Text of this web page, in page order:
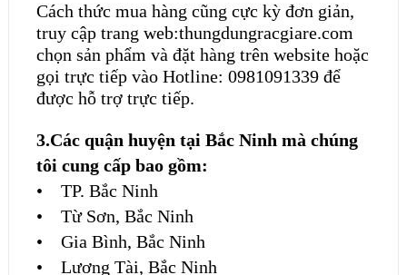
Cách thức mua hàng cũng cực kỳ đơn giản,
truy cập trang web:thungdungracgiare.com
chọn sản phẩm và đặt hàng trên website hoặc
gọi trực tiếp vào Hotline: 0981091339 để
được hỗ trợ trực tiếp.
3.Các quận huyện tại Bắc Ninh mà chúng
tôi cung cấp bao gồm:
• TP. Bắc Ninh
• Từ Sơn, Bắc Ninh
• Gia Bình, Bắc Ninh
• Lương Tài, Bắc Ninh